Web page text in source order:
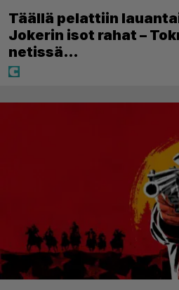
Täällä pelattiin
Jokerin isot rahat –
netissä…